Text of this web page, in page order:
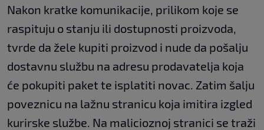
Nakon kratke komunikacije, prilikom koje se
raspituju o stanju ili dostupnosti proizvoda,
tvrde da žele kupiti proizvod i nude da pošalju
dostavnu službu na adresu prodavatelja koja
će pokupiti paket te isplatiti novac. Zatim šalju
poveznicu na lažnu stranicu koja imitira izgled
kurirske službe. Na malicioznoj stranici se traži